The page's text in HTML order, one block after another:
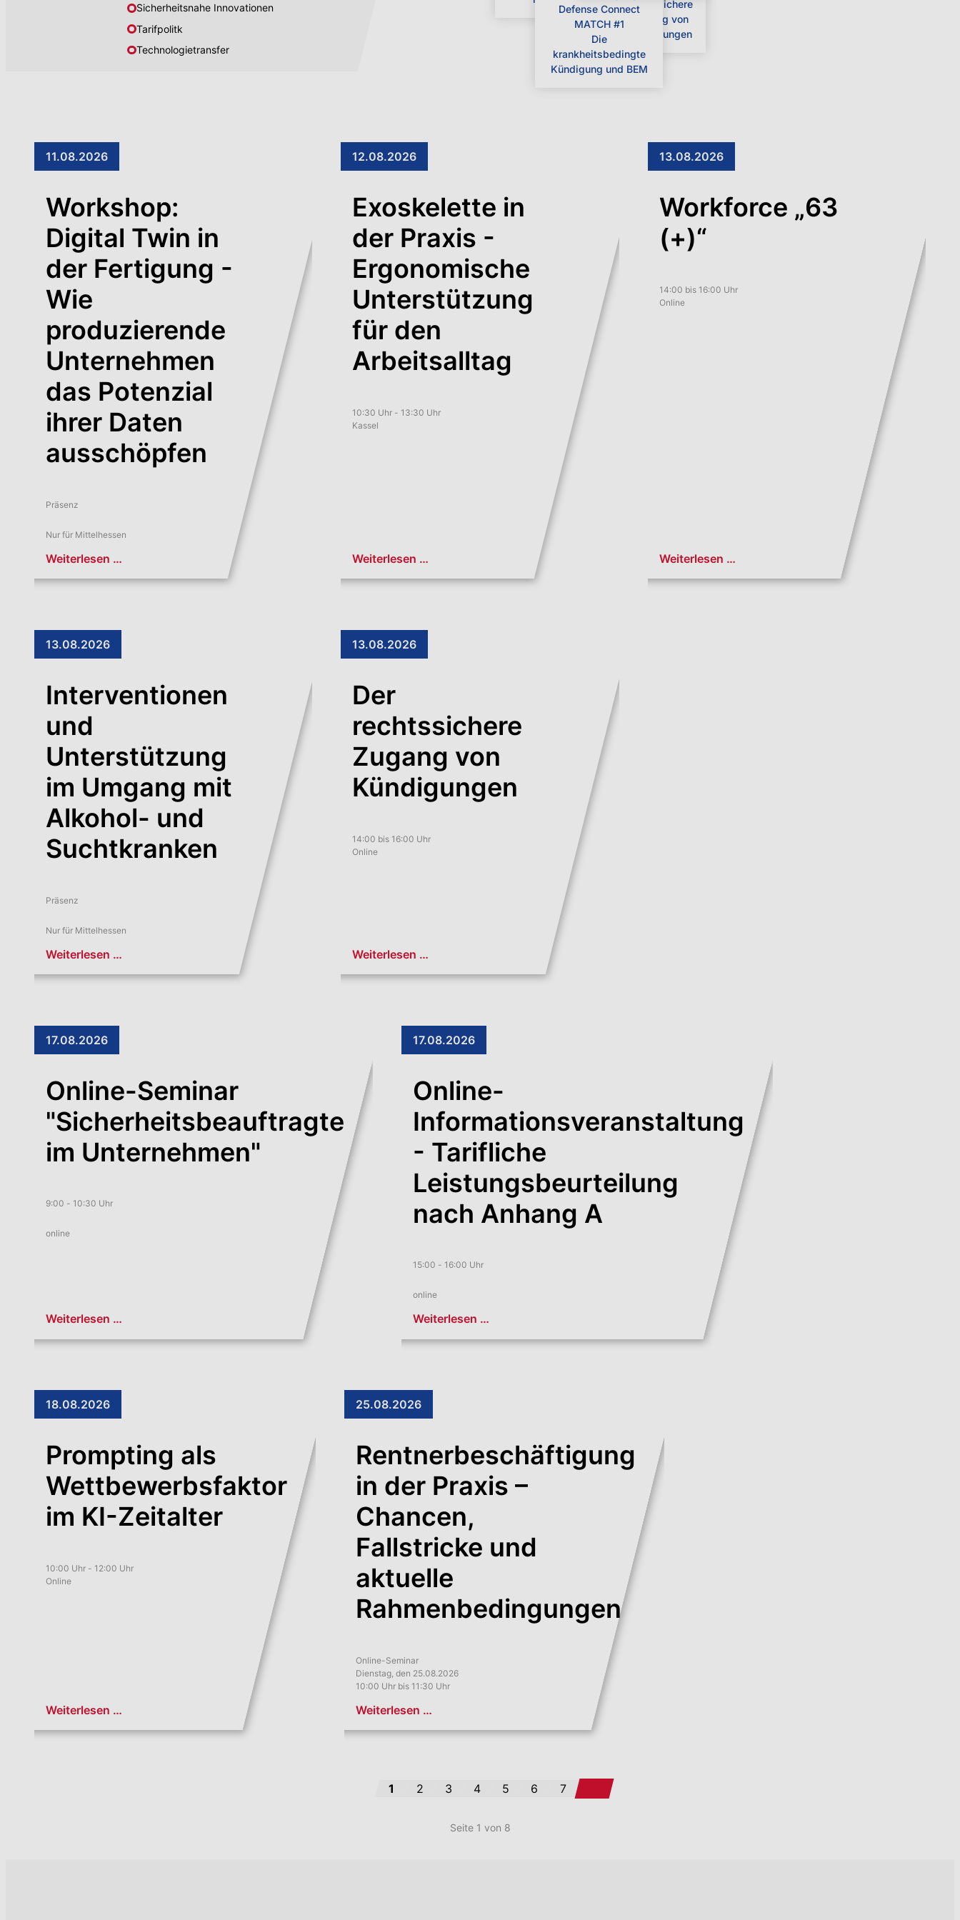
Sicherheitsnahe Innovationen
Tarifpolitk
Technologietransfer
rechtssichere
Zugang von
Kündigungen
Defense Connect
MATCH #1
Die
krankheitsbedingte
Kündigung und BEM
11.08.2026
Workshop:
Digital Twin in
der Fertigung -
Wie
produzierende
Unternehmen
das Potenzial
ihrer Daten
ausschöpfen
Präsenz
Nur für Mittelhessen
Weiterlesen …
12.08.2026
Exoskelette in
der Praxis -
Ergonomische
Unterstützung
für den
Arbeitsalltag
10:30 Uhr - 13:30 Uhr
Kassel
Weiterlesen …
13.08.2026
Workforce „63
(+)“
14:00 bis 16:00 Uhr
Online
Weiterlesen …
13.08.2026
Interventionen
und
Unterstützung
im Umgang mit
Alkohol- und
Suchtkranken
Präsenz
Nur für Mittelhessen
Weiterlesen …
13.08.2026
Der
rechtssichere
Zugang von
Kündigungen
14:00 bis 16:00 Uhr
Online
Weiterlesen …
17.08.2026
Online-Seminar
"Sicherheitsbeauftragte
im Unternehmen"
9:00 - 10:30 Uhr
online
Weiterlesen …
17.08.2026
Online-
Informationsveranstaltung
- Tarifliche
Leistungsbeurteilung
nach Anhang A
15:00 - 16:00 Uhr
online
Weiterlesen …
18.08.2026
Prompting als
Wettbewerbsfaktor
im KI-Zeitalter
10:00 Uhr - 12:00 Uhr
Online
Weiterlesen …
25.08.2026
Rentnerbeschäftigung
in der Praxis –
Chancen,
Fallstricke und
aktuelle
Rahmenbedingungen
Online-Seminar
Dienstag, den 25.08.2026
10:00 Uhr bis 11:30 Uhr
Weiterlesen …
Seite 1 von 8
1 2 3 4 5 6 7Vorwärts